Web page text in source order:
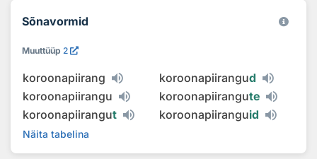
Sõnavormid
Muuttüüp 2
koroonapiirang koroonapiirangud
koroonapiirangu
koroonapiirangute
koroonapiirangut koroonapiiranguid
Näita tabelina